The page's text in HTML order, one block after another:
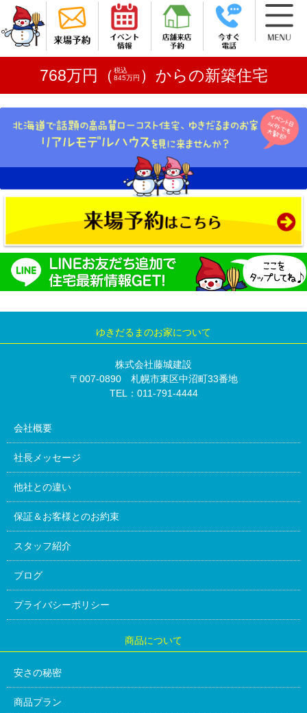
768万円（ 税込
845万円 ）からの新築住宅
ゆきだるまのお家について
株式会社藤城建設
〒007-0890 札幌市東区中沼町33番地
TEL：011-791-4444
会社概要
社長メッセージ
他社との違い
保証＆お客様とのお約束
スタッフ紹介
ブログ
プライバシーポリシー
商品について
安さの秘密
商品プラン